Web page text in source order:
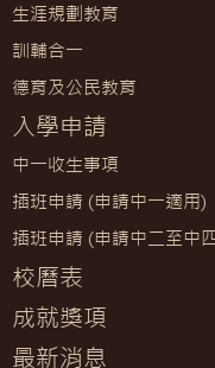
生涯規劃教育
訓輔合一
德育及公民教育
入學申請
中一收生事項
插班申請 (申請中一適用)
插班申請 (申請中二至中
校曆表
成就獎項
最新消息